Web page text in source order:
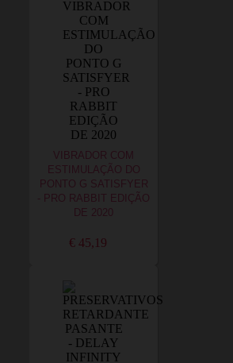
VIBRADOR COM
ESTIMULAÇÃO DO
PONTO G SATISFYER
- PRO RABBIT EDIÇÃO
DE 2020
€ 45,19